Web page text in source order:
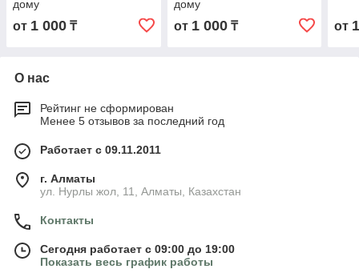
дому
от 1 000 ₸
дому
от 1 000₸ от
О нас
Рейтинг не сформирован
Менее 5 отзывов за последний год
Работает с 09.11.2011
г. Алматы
ул. Нурлы жол, 11, Алматы, Казахстан
Контакты
Сегодня работает с 09:00 до 19:00
Показать весь график работы